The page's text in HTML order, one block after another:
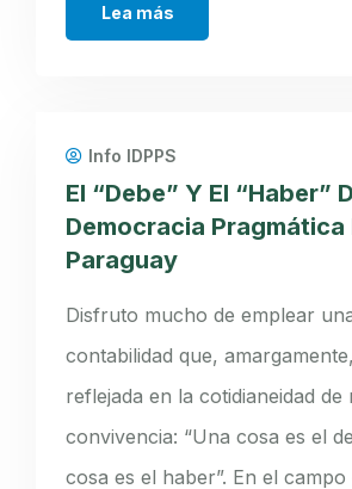
Lea más
Info IDPPS
El “Debe” Y El “Haber”
Democracia Pragmática
Paraguay
Disfruto mucho de emplear
contabilidad que,
reflejada en la cotidianeidad de
convivencia: “Una cosa es el
cosa es el haber”. En el